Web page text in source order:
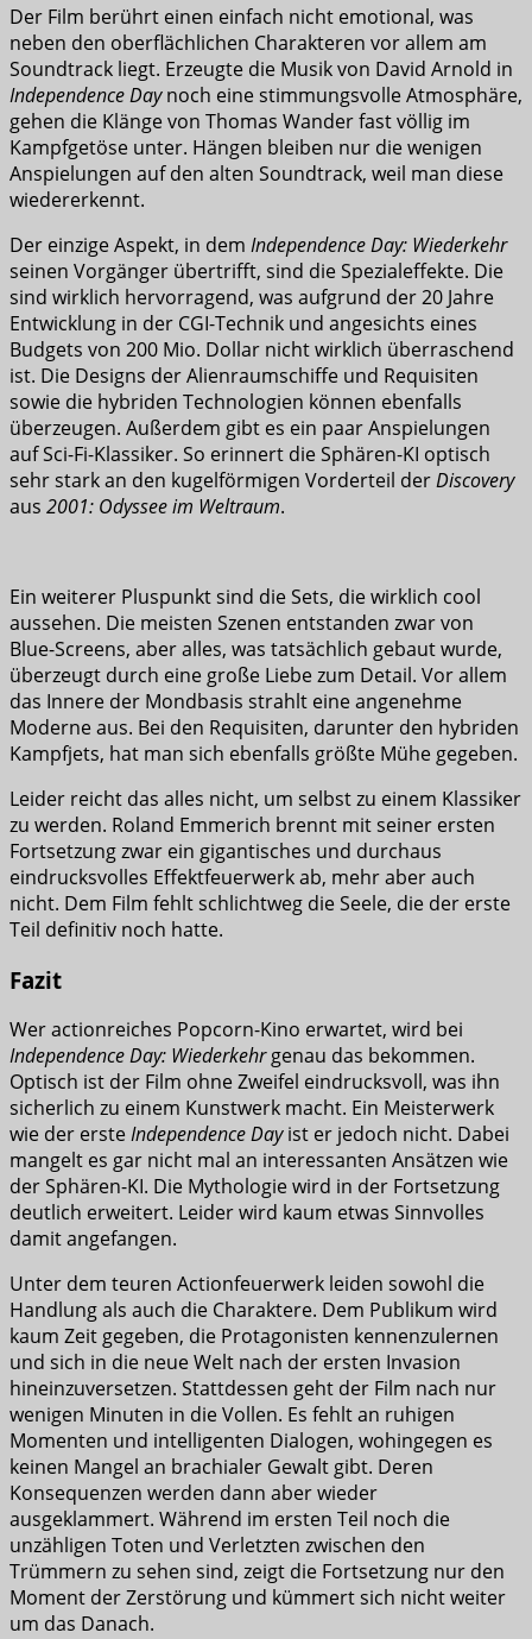
Der Film berührt einen einfach nicht emotional, was
neben den oberflächlichen Charakteren vor allem am
Soundtrack liegt. Erzeugte die Musik von David Arnold in
Independence Daynoch eine stimmungsvolle Atmosphäre,
gehen die Klänge von Thomas Wander fast völlig im
Kampfgetöse unter. Hängen bleiben nur die wenigen
Anspielungen auf den alten Soundtrack, weil man diese
wiedererkennt.
Der einzige Aspekt, in dem Independence Day: Wiederkehr
seinen Vorgänger übertrifft, sind die Spezialeffekte. Die
sind wirklich hervorragend, was aufgrund der 20 Jahre
Entwicklung in der CGI-Technik und angesichts eines
Budgets von 200 Mio. Dollar nicht wirklich überraschend
ist. Die Designs der Alienraumschiffe und Requisiten
sowie die hybriden Technologien können ebenfalls
überzeugen. Außerdem gibt es ein paar Anspielungen
auf Sci-Fi-Klassiker. So erinnert die Sphären-KI optisch
sehr stark an den kugelförmigen Vorderteil derDiscovery
aus 2001: Odyssee im Weltraum.
Ein weiterer Pluspunkt sind die Sets, die wirklich cool
aussehen. Die meisten Szenen entstanden zwar von
Blue-Screens, aber alles, was tatsächlich gebaut wurde,
überzeugt durch eine große Liebe zum Detail. Vor allem
das Innere der Mondbasis strahlt eine angenehme
Moderne aus. Bei den Requisiten, darunter den hybriden
Kampfjets, hat man sich ebenfalls größte Mühe gegeben.
Leider reicht das alles nicht, um selbst zu einem Klassiker
zu werden. Roland Emmerich brennt mit seiner ersten
Fortsetzung zwar ein gigantisches und durchaus
eindrucksvolles Effektfeuerwerk ab, mehr aber auch
nicht. Dem Film fehlt schlichtweg die Seele, die der erste
Teil definitiv noch hatte.
Fazit
Wer actionreiches Popcorn-Kino erwartet, wird bei
Independence Day: Wiederkehrgenau das bekommen.
Optisch ist der Film ohne Zweifel eindrucksvoll, was ihn
sicherlich zu einem Kunstwerk macht. Ein Meisterwerk
wie der ersteIndependence Dayist er jedoch nicht. Dabei
mangelt es gar nicht mal an interessanten Ansätzen wie
der Sphären-KI. Die Mythologie wird in der Fortsetzung
deutlich erweitert. Leider wird kaum etwas Sinnvolles
damit angefangen.
Unter dem teuren Actionfeuerwerk leiden sowohl die
Handlung als auch die Charaktere. Dem Publikum wird
kaum Zeit gegeben, die Protagonisten kennenzulernen
und sich in die neue Welt nach der ersten Invasion
hineinzuversetzen. Stattdessen geht der Film nach nur
wenigen Minuten in die Vollen. Es fehlt an ruhigen
Momenten und intelligenten Dialogen, wohingegen es
keinen Mangel an brachialer Gewalt gibt. Deren
Konsequenzen werden dann aber wieder
ausgeklammert. Während im ersten Teil noch die
unzähligen Toten und Verletzten zwischen den
Trümmern zu sehen sind, zeigt die Fortsetzung nur den
Moment der Zerstörung und kümmert sich nicht weiter
um das Danach.